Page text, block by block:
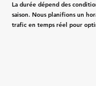
La durée dépend des
saison. Nous planifions un
trafic en temps réel pour